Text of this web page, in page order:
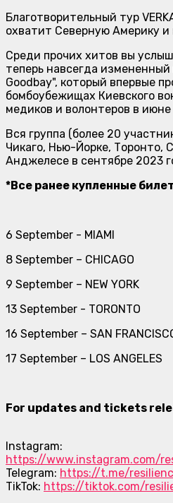
Благотворительный тур
охватит Северную Америку
Среди прочих хитов вы
теперь навсегда
Goodbay", который впервые
бомбоубежищах Киевского
медиков и волонтеров в
Вся группа (более 20
Чикаго, Нью-Йорке, Торонто,
Анджелесе в сентябре 2023
*Все ранее купленные
6 September - MIAMI
8 September – CHICAGO
9 September – NEW YORK
13 September - TORONTO
16 September – SAN
17 September – LOS ANGELES
For updates and tickets
Instagram:
https://www.instagram.com/
Telegram: https://t.me/
TikTok: https://tiktok.com/